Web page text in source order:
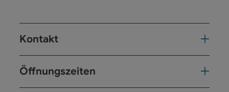
Kontakt
Öffnungszeiten